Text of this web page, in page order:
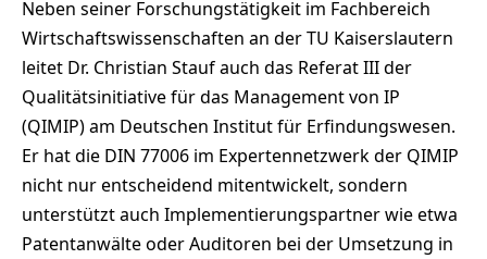
Neben seiner Forschungstätigkeit im Fachbereich
Wirtschaftswissenschaften an der TU Kaiserslautern
leitet Dr. Christian Stauf auch das Referat III der
Qualitätsinitiative für das Management von IP
(QIMIP) am Deutschen Institut für Erfindungswesen.
Er hat die DIN 77006 im Expertennetzwerk der QIMIP
nicht nur entscheidend mitentwickelt, sondern
unterstützt auch Implementierungspartner wie etwa
Patentanwälte oder Auditoren bei der Umsetzung in